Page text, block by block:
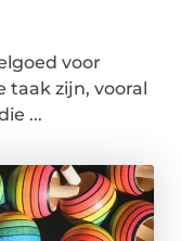
voor
taak zijn, vooral
...